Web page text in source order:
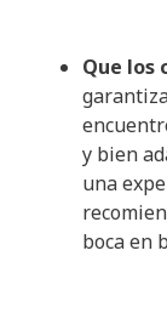
Que los
y bien
una
boca en